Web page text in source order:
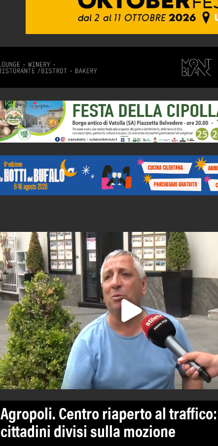
Agropoli. Centro riaperto al traffico:
cittadini divisi sulla mozione